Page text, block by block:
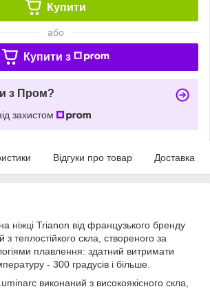
Купити
або
Купити з
з Пром?
захистом
Відгуки про товар Доставка
ніжці Trianon від французького бренду
теплостійкого скла, створеного за
плавлення: здатний витримати
- 300 градусів і більше.
виконаний з високоякісного скла,